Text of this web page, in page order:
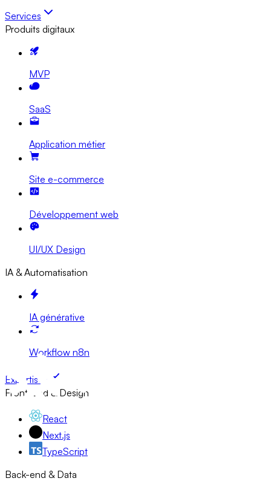
Services
Produits digitaux
MVP
SaaS
Application métier
Site e-commerce
Développement web
UI/UX Design
IA & Automatisation
IA générative
Workflow n8n
Expertises
Front-end & Design
React
Next.js
TypeScript
Back-end & Data